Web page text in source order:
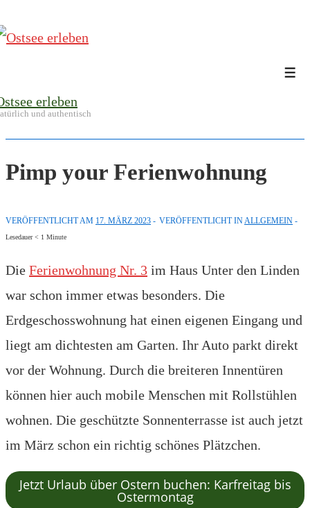
Zum
erleben
und authentisch
Pimp your Ferienwohnung
VERÖFFENTLICHT AM 17. MÄRZ 2023 VERÖFFENTLICHT IN ALLGEMEIN
Lesedauer < 1 Minute
Die Ferienwohnung Nr. 3 im Haus Unter den Linden
war schon immer etwas besonders. Die
Erdgeschosswohnung hat einen eigenen Eingang und
liegt am dichtesten am Garten. Ihr Auto parkt direkt
vor der Wohnung. Durch die breiteren Innentüren
können hier auch mobile Menschen mit Rollstühlen
wohnen. Die geschützte Sonnenterrasse ist auch jetzt
im März schon ein richtig schönes Plätzchen.
Jetzt Urlaub über Ostern buchen: Karfreitag bis
Ostermontag